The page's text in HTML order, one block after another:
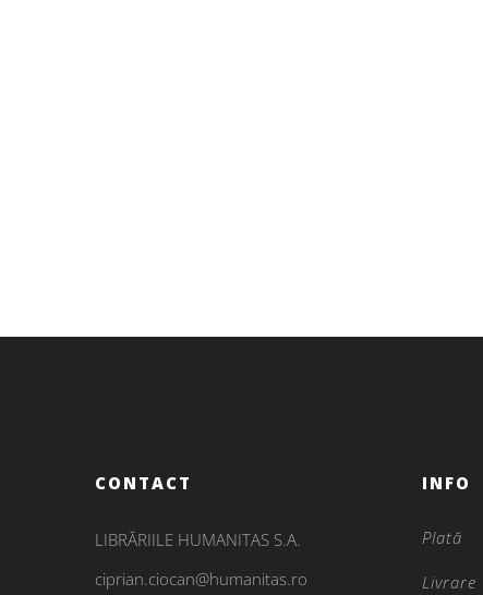
CONTACT
LIBRĂRIILE HUMANITAS S.A.
ciprian.ciocan@humanitas.ro
INFO
Plată
Livrare